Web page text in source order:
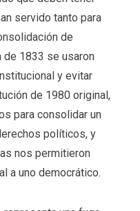
servido tanto para
de
de 1833 se usaron
y evitar
de 1980 original,
para consolidar un
políticos, y
nos permitieron
a uno democrático.